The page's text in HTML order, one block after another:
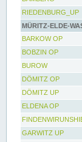
RIEDENBURG_UP
MÜRITZ-ELDE-
BARKOW OP
BOBZIN OP
BUROW
DÖMITZ OP
DÖMITZ UP
ELDENA OP
GARWITZ UP